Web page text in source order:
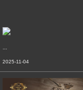
2025-11-04